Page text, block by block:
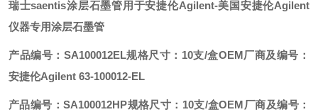
瑞士saentis涂层石墨管用于安捷伦Agilent-美国安捷伦Agilent
仪器专用涂层石墨管
产品编号：SA100012EL规格尺寸：10支/盒OEM厂商及编号：
安捷伦Agilent 63-100012-EL
产品编号：SA100012HP规格尺寸：10支/盒OEM厂商及编号：